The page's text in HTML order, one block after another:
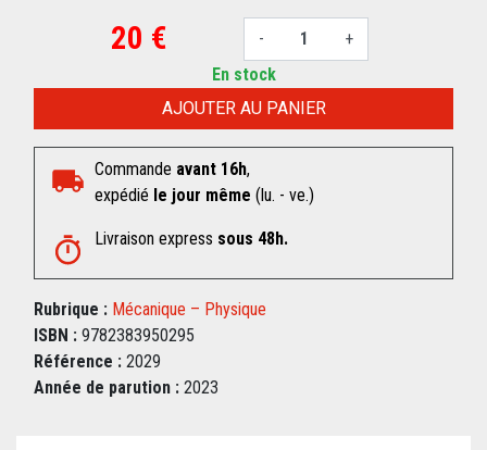
20 € - +
AJOUTER AU PANIER
En stock
Commande avant 16h,
expédié le jour même (lu. - ve.)
Livraison express sous 48h.
Rubrique : Mécanique – Physique
ISBN : 9782383950295
Référence : 2029
Année de parution : 2023